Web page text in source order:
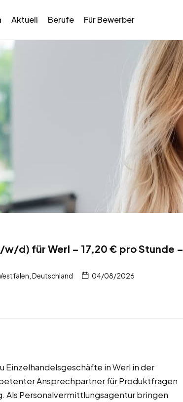
Aktuell Berufe Für Bewerber
d) für Werl – 17,20 € pro Stunde –
Deutschland 04/08/2026
Einzelhandelsgeschäfte in Werl in der
Ansprechpartner für Produktfragen
Als Personalvermittlungsagentur bringen